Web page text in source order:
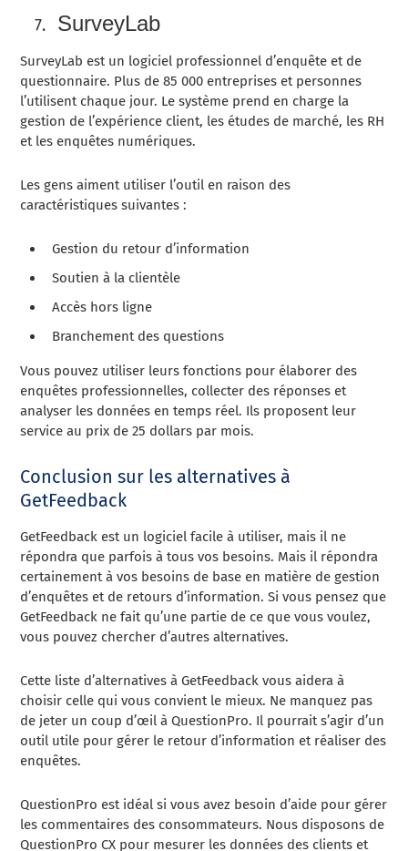
SurveyLab
SurveyLab est un logiciel professionnel d’enquête et de
questionnaire. Plus de 85 000 entreprises et personnes
l’utilisent chaque jour. Le système prend en charge la
gestion de l’expérience client, les études de marché, les RH
et les enquêtes numériques.
Les gens aiment utiliser l’outil en raison des
caractéristiques suivantes :
Gestion du retour d’information
Soutien à la clientèle
Accès hors ligne
Branchement des questions
Vous pouvez utiliser leurs fonctions pour élaborer des
enquêtes professionnelles, collecter des réponses et
analyser les données en temps réel. Ils proposent leur
service au prix de 25 dollars par mois.
Conclusion sur les alternatives à
GetFeedback
GetFeedback est un logiciel facile à utiliser, mais il ne
répondra que parfois à tous vos besoins. Mais il répondra
certainement à vos besoins de base en matière de gestion
d’enquêtes et de retours d’information. Si vous pensez que
GetFeedback ne fait qu’une partie de ce que vous voulez,
vous pouvez chercher d’autres alternatives.
Cette liste d’alternatives à GetFeedback vous aidera à
choisir celle qui vous convient le mieux. Ne manquez pas
de jeter un coup d’œil à QuestionPro. Il pourrait s’agir d’un
outil utile pour gérer le retour d’information et réaliser des
enquêtes.
QuestionPro est idéal si vous avez besoin d’aide pour gérer
les commentaires des consommateurs. Nous disposons de
QuestionPro CX pour mesurer les données des clients et